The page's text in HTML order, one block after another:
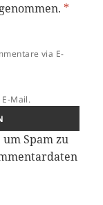
*
via E-
Mail.
Spam zu